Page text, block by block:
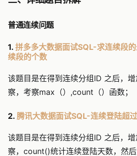
普通连续问题
1. 拼多多大数据面试SQL-求连续段
续段的个数
该题目是在得到连续分组ID 之后，
察，考察max（）,count（）函数；
2. 腾讯大数据面试SQL-连续登陆超
该题目是在得到连续分组ID 之后，
察，count()统计连续登陆天数，然